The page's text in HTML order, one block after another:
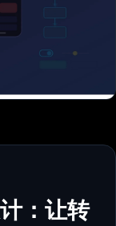
：让转